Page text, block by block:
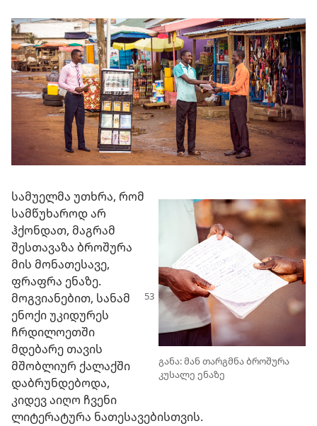
განა: მან თარგმნა ბროშურა
კუსალე ენაზე
სამუელმა უთხრა, რომ
სამწუხაროდ არ
ჰქონდათ, მაგრამ
შესთავაზა ბროშურა
მის მონათესავე,
ფრაფრა ენაზე.
მოგვიანებით, სანამ
ენოქი უკიდურეს
ჩრდილოეთში
მდებარე თავის
მშობლიურ ქალაქში
დაბრუნდებოდა,
კიდევ აიღო ჩვენი
ლიტერატურა ნათესავებისთვის.